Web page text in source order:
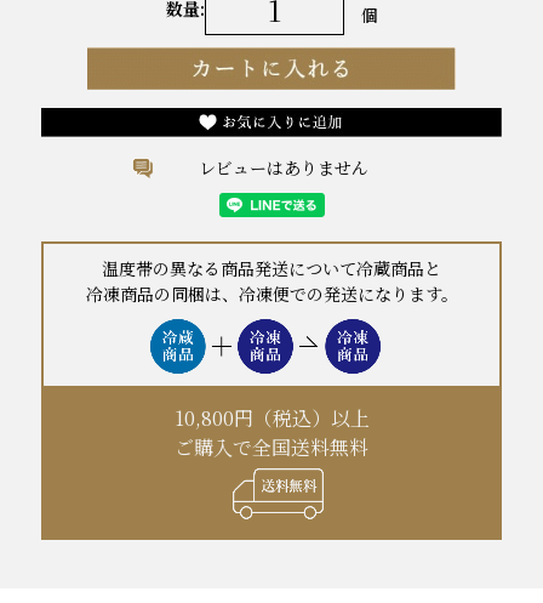
数量: 個
レビューはありません
温度帯の異なる商品発送について冷蔵商品と
冷凍商品の同梱は、冷凍便での発送になります。
10,800円（税込）以上
ご購入で全国送料無料